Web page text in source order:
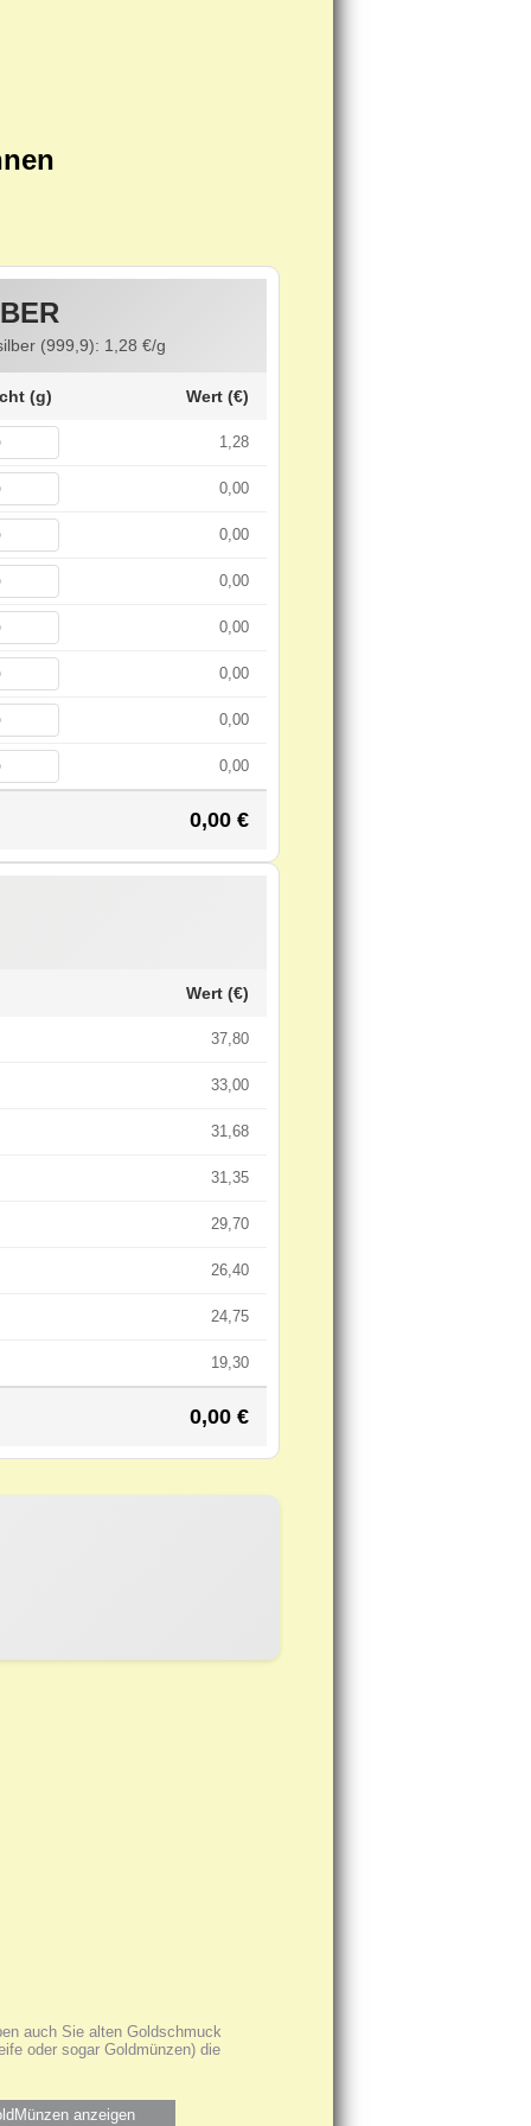
auch Sie alten Goldschmuck
oder sogar Goldmünzen) die
anzeigen
(999,9): 1,28 €/g
(g) Wert (€)
1,28
0,00
0,00
0,00
0,00
0,00
0,00
0,00
0,00 €
Wert (€)
37,80
33,00
31,68
31,35
29,70
26,40
24,75
19,30
0,00 €